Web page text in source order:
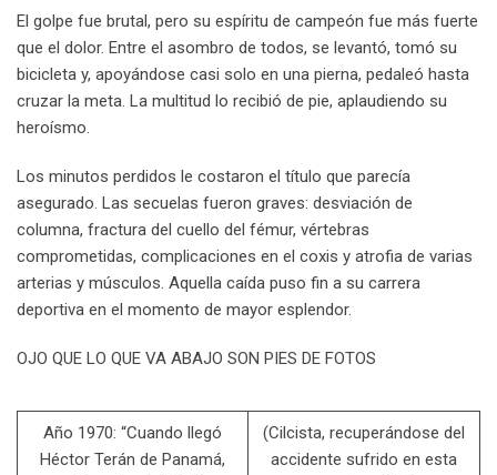
El golpe fue brutal, pero su espíritu de campeón fue más fuerte
que el dolor. Entre el asombro de todos, se levantó, tomó su
bicicleta y, apoyándose casi solo en una pierna, pedaleó hasta
cruzar la meta. La multitud lo recibió de pie, aplaudiendo su
heroísmo.
Los minutos perdidos le costaron el título que parecía
asegurado. Las secuelas fueron graves: desviación de
columna, fractura del cuello del fémur, vértebras
comprometidas, complicaciones en el coxis y atrofia de varias
arterias y músculos. Aquella caída puso fin a su carrera
deportiva en el momento de mayor esplendor.
OJO QUE LO QUE VA ABAJO SON PIES DE FOTOS
Año 1970: “Cuando llegó
Héctor Terán de Panamá,
(Cilcista, recuperándose del
accidente sufrido en esta